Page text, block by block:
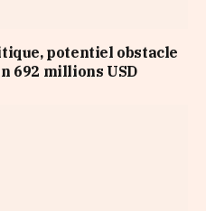
potentiel obstacle
692 millions USD